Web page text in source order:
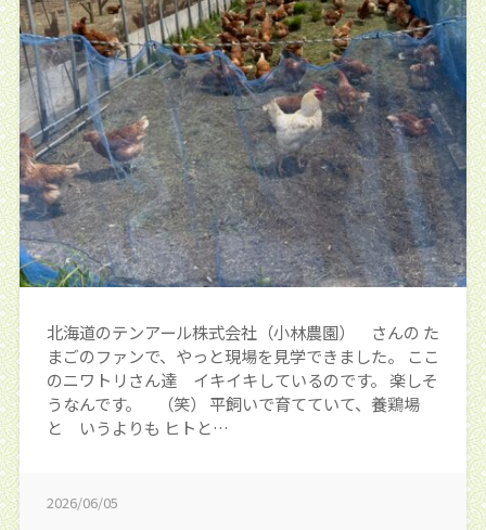
北海道のテンアール株式会社（小林農園） さんの た
まごのファンで、やっと現場を見学できました。 ここ
のニワトリさん達 イキイキしているのです。 楽しそ
うなんです。 （笑） 平飼いで育てていて、養鶏場
と いうよりも ヒトと…
2026/06/05